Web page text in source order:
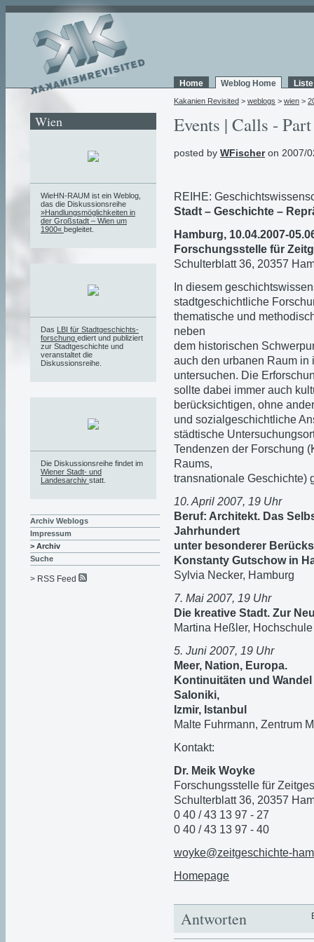
Home Weblog Home
Kakanien Revisited > weblogs > wien >
Events | Calls -
posted by WFischeron 2007/
REIHE:
Stadt – Geschichte –
Hamburg, 10.04.2007-
Forschungsstelle für
Schulterblatt 36, 20357
In diesem
stadtgeschichtliche
thematische und
neben
dem historischen
auch den urbanen Raum
untersuchen. Die
sollte dabei immer auch
berücksichtigen, ohne
und sozialgeschichtliche
städtische
Tendenzen der Forschung
Raums,
transnationale Geschichte)
10. April 2007, 19 Uhr
Beruf: Architekt. Das
Jahrhundert
unter besonderer
Konstanty Gutschow in
Sylvia Necker, Hamburg
7. Mai 2007, 19 Uhr
Die kreative Stadt. Zur
Martina Heßler,
5. Juni 2007, 19 Uhr
Meer, Nation, Europa.
Kontinuitäten und
Saloniki,
Izmir, Istanbul
Malte Fuhrmann, Zentrum
Kontakt:
Dr. Meik Woyke
Forschungsstelle für
Schulterblatt 36, 20357
0 40 / 43 13 97 - 27
0 40 / 43 13 97 - 40
woyke@zeitgeschichte-
Homepage
Antworten
Wien
WieHN-RAUM ist ein Weblog,
das die Diskussionsreihe
»Handlungsmöglichkeiten in
der Großstadt – Wien um
1900« begleitet.
Das LBI für Stadtgeschichts-
forschung ediert und publiziert
zur Stadtgeschichte und
veranstaltet die
Diskussionsreihe.
Die Diskussionsreihe findet im
Wiener Stadt- und
Landesarchiv statt.
Archiv Weblogs
Impressum
> Archiv
Suche
> RSS Feed